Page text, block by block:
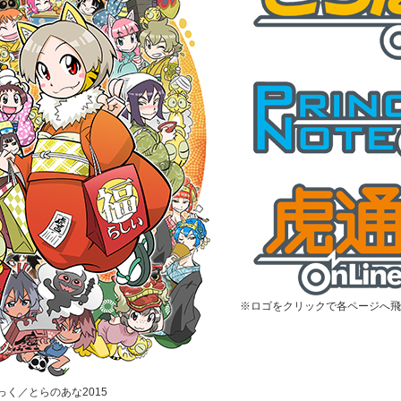
く／とらのあな2015
※ロゴをクリックで各ページへ